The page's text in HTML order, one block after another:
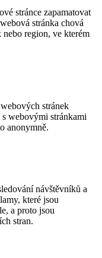
stránce zapamatovat
stránka chová
region, ve kterém
stránek
webovými stránkami
anonymně.
návštěvníků a
které jsou
a proto jsou
stran.